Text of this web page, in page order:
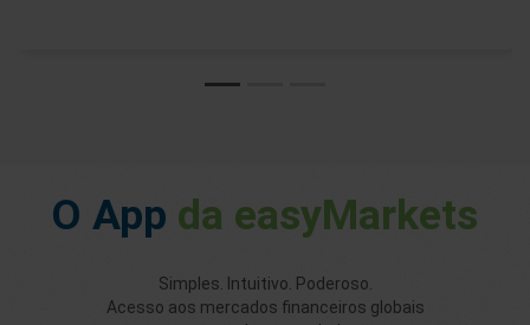
O App da easyMarkets
Simples. Intuitivo. Poderoso.
Acesso aos mercados financeiros globais